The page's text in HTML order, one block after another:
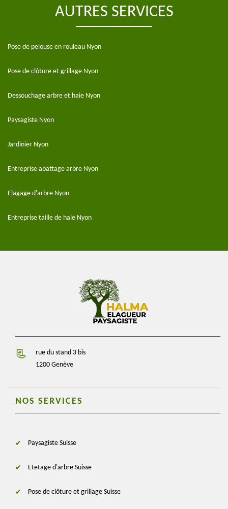
AUTRES SERVICES
Pose de pelouse en rouleau Nyon
Pose de clôture et grillage Nyon
Dessouchage arbre et haie Nyon
Paysagiste Nyon
Jardinier Nyon
Entreprise abattage arbre Nyon
Elagage d'arbre Nyon
Entreprise taille de haie Nyon
rue du stand 3 bis
1200 Genève
NOS SERVICES
Paysagiste Suisse
Etetage d'arbre Suisse
Pose de clôture et grillage Suisse